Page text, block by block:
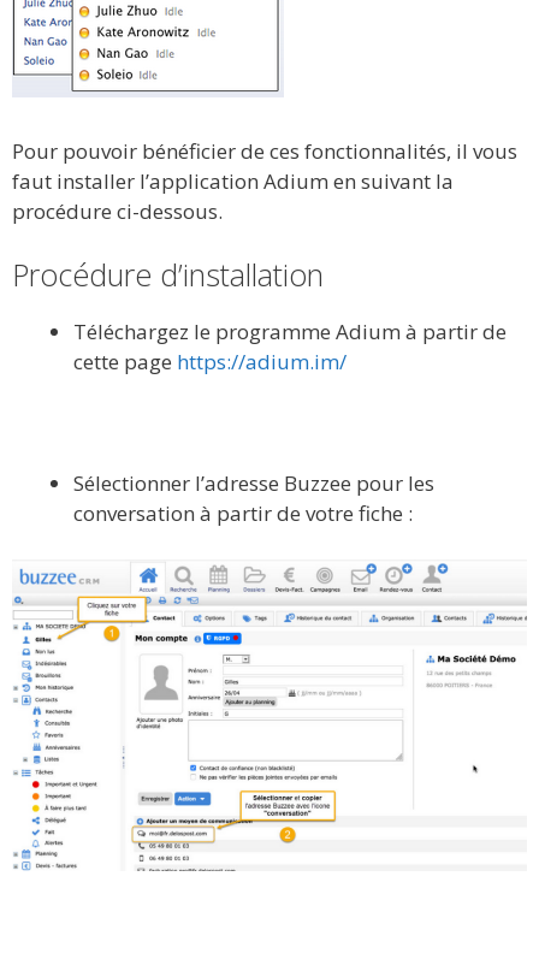
Pour pouvoir bénéficier de ces fonctionnalités, il vous
faut installer l’application Adium en suivant la
procédure ci-dessous.
Procédure d’installation
Téléchargez le programme Adium à partir de
cette page https://adium.im/
Sélectionner l’adresse Buzzee pour les
conversation à partir de votre fiche :